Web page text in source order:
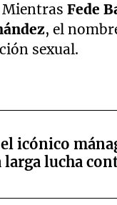
Mientras Fede
, el
sexual.
icónico
lucha